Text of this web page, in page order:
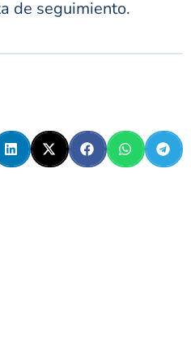
de seguimiento.